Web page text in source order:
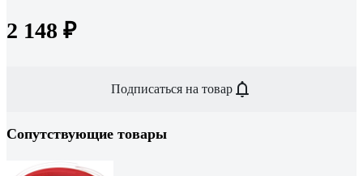
2 148 ₽
Подписаться на товар
Сопутствующие товары